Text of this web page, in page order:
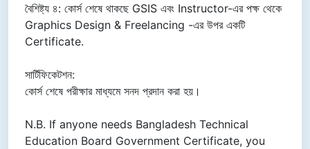
বৈশিষ্ট্য ৪: কোর্স শেষে থাকছে GSIS এবং Instructor-এর পক্ষ থেকে
Graphics Design & Freelancing -এর উপর একটি
Certificate.
সার্টিফিকেটশন:
কোর্স শেষে পরীক্ষার মাধ্যমে সনদ প্রদান করা হয়।
N.B. If anyone needs Bangladesh Technical
Education Board Government Certificate, you